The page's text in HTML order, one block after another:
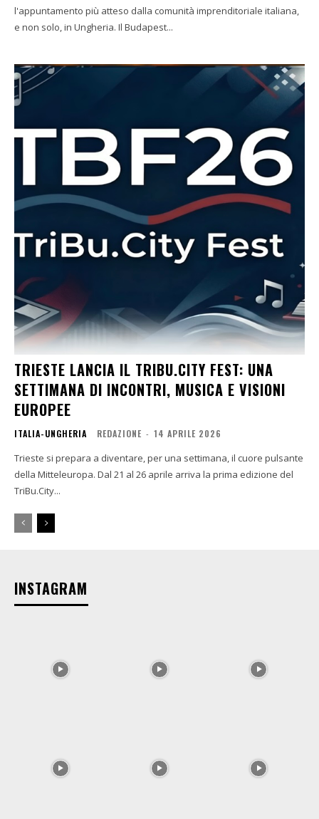
l'appuntamento più atteso dalla comunità imprenditoriale italiana,
e non solo, in Ungheria. Il Budapest...
TRIESTE LANCIA IL TRIBU.CITY FEST: UNA
SETTIMANA DI INCONTRI, MUSICA E VISIONI
EUROPEE
ITALIA-UNGHERIA REDAZIONE - 14 APRILE 2026
Trieste si prepara a diventare, per una settimana, il cuore pulsante
della Mitteleuropa. Dal 21 al 26 aprile arriva la prima edizione del
TriBu.City...
INSTAGRAM